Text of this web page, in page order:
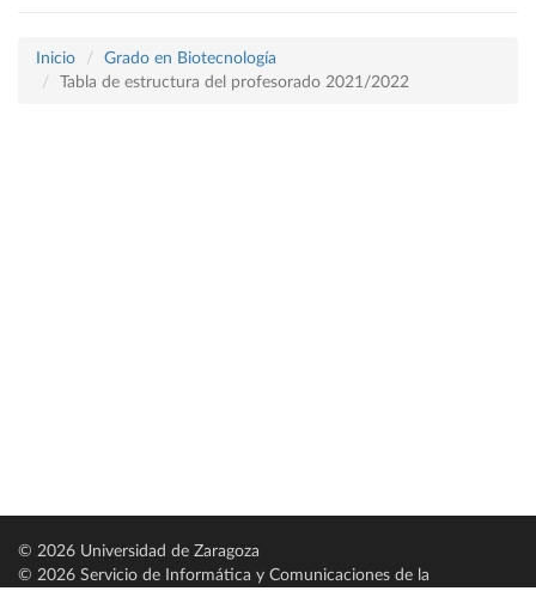
Inicio
Grado en Biotecnología
Tabla de estructura del profesorado 2021/2022
© 2026 Universidad de Zaragoza
© 2026 Servicio de Informática y Comunicaciones de la